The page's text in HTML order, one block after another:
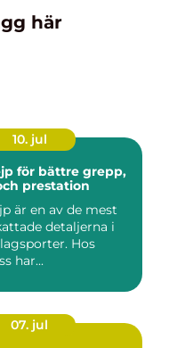
här
10. jul
för bättre grepp,
prestation
är en av de mest
detaljerna i
Hos
har...
07. jul